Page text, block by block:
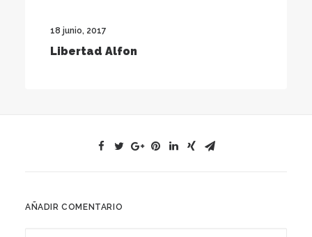
18 junio, 2017
Libertad Alfon
AÑADIR COMENTARIO